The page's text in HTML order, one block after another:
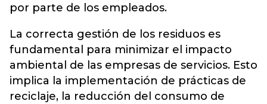
por parte de los empleados.
La correcta gestión de los residuos es
fundamental para minimizar el impacto
ambiental de las empresas de servicios. Esto
implica la implementación de prácticas de
reciclaje, la reducción del consumo de